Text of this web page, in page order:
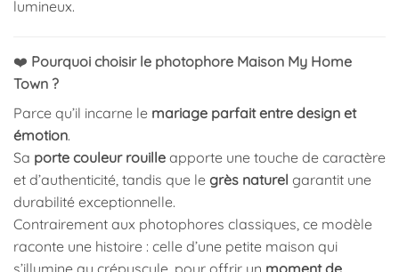
lumineux.
❤️ Pourquoi choisir le photophore Maison My Home
Town ?
Parce qu’il incarne le mariage parfait entre design et
émotion.
Sa porte couleur rouille apporte une touche de caractère
et d’authenticité, tandis que le grès naturel garantit une
durabilité exceptionnelle.
Contrairement aux photophores classiques, ce modèle
raconte une histoire : celle d’une petite maison qui
s’illumine au crépuscule, pour offrir un moment de